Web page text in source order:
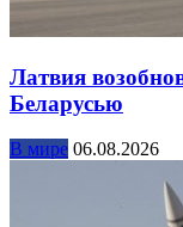
Латвия
Беларусью
В мире 06.08.2026